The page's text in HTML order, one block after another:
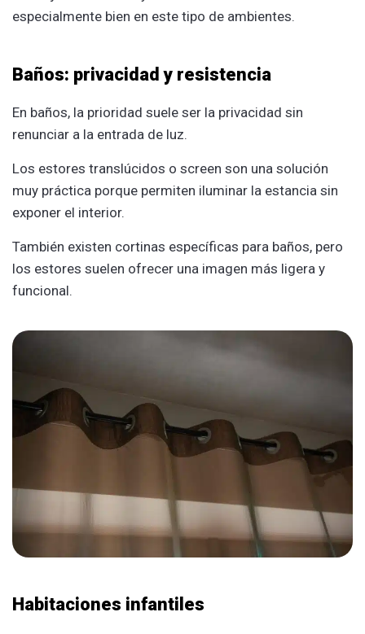
especialmente bien en este tipo de ambientes.
Baños: privacidad y resistencia
En baños, la prioridad suele ser la privacidad sin
renunciar a la entrada de luz.
Los estores translúcidos o screen son una solución
muy práctica porque permiten iluminar la estancia sin
exponer el interior.
También existen cortinas específicas para baños, pero
los estores suelen ofrecer una imagen más ligera y
funcional.
Habitaciones infantiles